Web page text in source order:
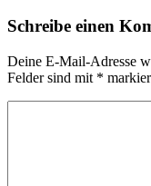
Schreibe einen
Deine E-Mail-Adresse
Felder sind mit *